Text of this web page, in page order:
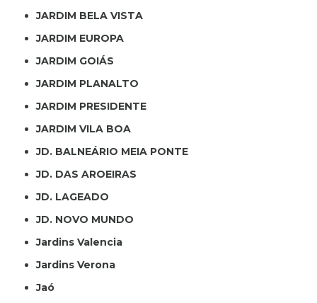
JARDIM BELA VISTA
JARDIM EUROPA
JARDIM GOIÁS
JARDIM PLANALTO
JARDIM PRESIDENTE
JARDIM VILA BOA
JD. BALNEÁRIO MEIA PONTE
JD. DAS AROEIRAS
JD. LAGEADO
JD. NOVO MUNDO
Jardins Valencia
Jardins Verona
Jaó